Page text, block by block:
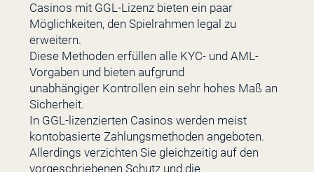
Casinos mit GGL-Lizenz bieten ein paar
Möglichkeiten, den Spielrahmen legal zu
erweitern.
Diese Methoden erfüllen alle KYC- und AML-
Vorgaben und bieten aufgrund
unabhängiger Kontrollen ein sehr hohes Maß an
Sicherheit.
In GGL-lizenzierten Casinos werden meist
kontobasierte Zahlungsmethoden angeboten.
Allerdings verzichten Sie gleichzeitig auf den
vorgeschriebenen Schutz und die